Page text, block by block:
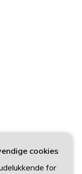
cookies
for